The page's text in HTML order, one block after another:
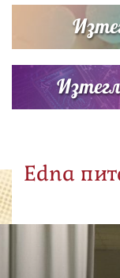
Edna